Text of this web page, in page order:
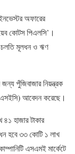
অফারের
কোটস পিএলসি’।
চলতি মূলধন ও ঋণ
পুঁজিবাজার নিয়ন্ত্রক
আবেদন করেছে।
হাজার টাকার
হবে ৩৩ কোটি ১ লাখ
এসএমই মার্কেটে